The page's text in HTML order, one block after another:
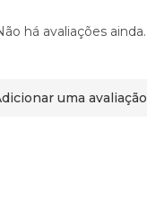
há avaliações ainda.
uma avaliação